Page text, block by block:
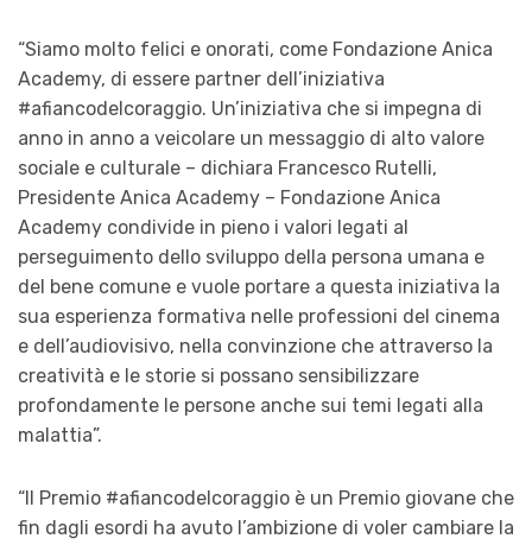
“Siamo molto felici e onorati, come Fondazione Anica
Academy, di essere partner dell’iniziativa
#afiancodelcoraggio. Un’iniziativa che si impegna di
anno in anno a veicolare un messaggio di alto valore
sociale e culturale – dichiara Francesco Rutelli,
Presidente Anica Academy – Fondazione Anica
Academy condivide in pieno i valori legati al
perseguimento dello sviluppo della persona umana e
del bene comune e vuole portare a questa iniziativa la
sua esperienza formativa nelle professioni del cinema
e dell’audiovisivo, nella convinzione che attraverso la
creatività e le storie si possano sensibilizzare
profondamente le persone anche sui temi legati alla
malattia”.
“Il Premio #afiancodelcoraggio è un Premio giovane che
fin dagli esordi ha avuto l’ambizione di voler cambiare la